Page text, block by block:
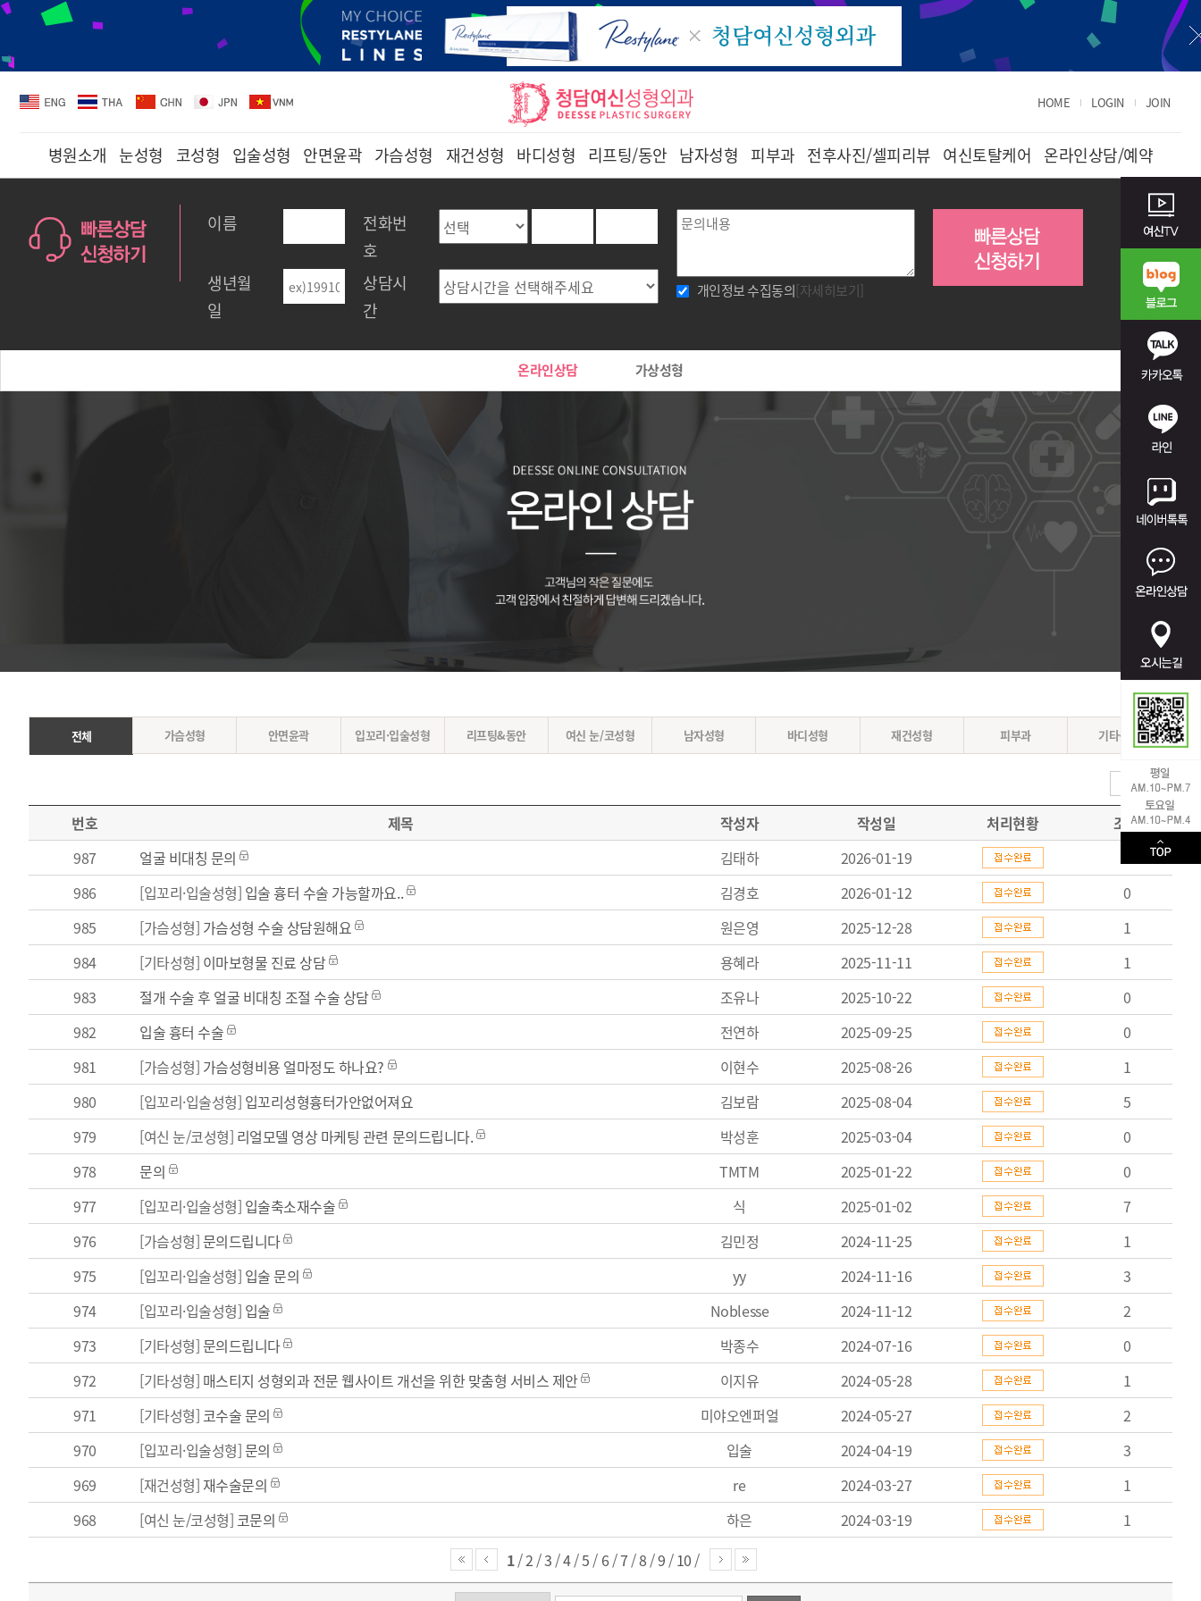
HOME LOGIN JOIN
병원소개 눈성형 코성형 입술성형 안면윤곽 가슴성형 재건성형 바디성형 리프팅/동안 남자성형 피부과 전후사진/셀피리뷰 여신토탈케어 온라인상담/예약
이름
전화번
호
개인정보 수집동의[자세히보기]
생년월
일
상담시
간
온라인상담 가상성형
전체 가슴성형 안면윤곽 입꼬리·입술성형 리프팅&동안 여신 눈/코성형 남자성형 바디성형 재건성형 피부과 기타성형
번호 제목 작성자 작성일 처리현황
조회
987
얼굴 비대칭 문의 김태하 2026-01-19
986
[입꼬리·입술성형] 입술 흉터 수술 가능할까요.. 김경호 2026-01-12
0
985
[가슴성형] 가슴성형 수술 상담원해요 원은영 2025-12-28
1
984
[기타성형] 이마보형물 진료 상담 용혜라 2025-11-11
1
983
절개 수술 후 얼굴 비대칭 조절 수술 상담 조유나 2025-10-22
0
982
입술 흉터 수술 전연하 2025-09-25
0
981
[가슴성형] 가슴성형비용 얼마정도 하나요? 이현수 2025-08-26
1
980
[입꼬리·입술성형] 입꼬리성형흉터가안없어져요 김보람 2025-08-04
5
979
[여신 눈/코성형] 리얼모델 영상 마케팅 관련 문의드립니다. 박성훈 2025-03-04
0
978
문의 TMTM 2025-01-22
0
977
[입꼬리·입술성형] 입술축소재수술 식 2025-01-02
7
976
[가슴성형]문의드립니다 김민정 2024-11-25
1
975
[입꼬리·입술성형] 입술 문의 yy 2024-11-16
3
974
[입꼬리·입술성형] 입술 Noblesse 2024-11-12
2
973
[기타성형]문의드립니다 박종수 2024-07-16
0
972
[기타성형] 매스티지 성형외과 전문 웹사이트 개선을 위한 맞춤형 서비스 제안 이지유 2024-05-28
1
971
[기타성형]코수술 문의 미야오엔퍼얼 2024-05-27
2
970
[입꼬리·입술성형]문의 입술 2024-04-19
3
969
[재건성형] 재수술문의 re 2024-03-27
1
968
[여신 눈/코성형]코문의 하은 2024-03-19
1
1/2/3/4/5/ 6/7/8/9/10/